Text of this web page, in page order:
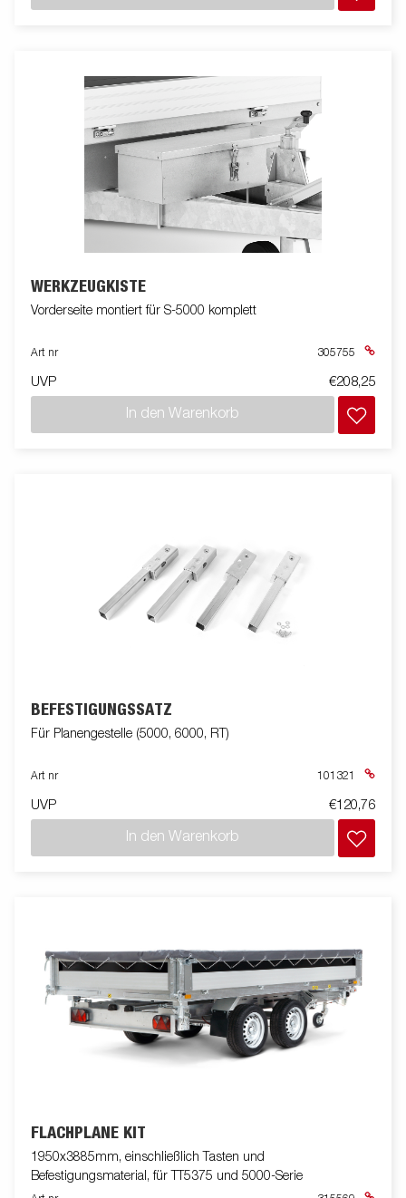
WERKZEUGKISTE
Vorderseite montiert für S-5000 komplett
Art nr 305755
UVP €208,25
In den Warenkorb
BEFESTIGUNGSSATZ
Für Planengestelle (5000, 6000, RT)
Art nr 101321
UVP €120,76
In den Warenkorb
FLACHPLANE KIT
1950x3885mm, einschließlich Tasten und
Befestigungsmaterial, für TT5375 und 5000-Serie